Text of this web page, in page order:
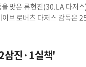
맞은 류현진(30.LA 다저
저스는 27일까지 샌디에이고 파드레
-리치 힐을 예고했다. 다저
삼진·1실책'